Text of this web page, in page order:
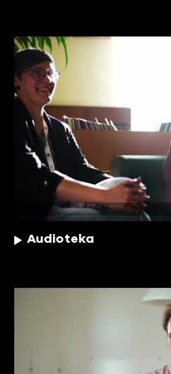
Audioteka